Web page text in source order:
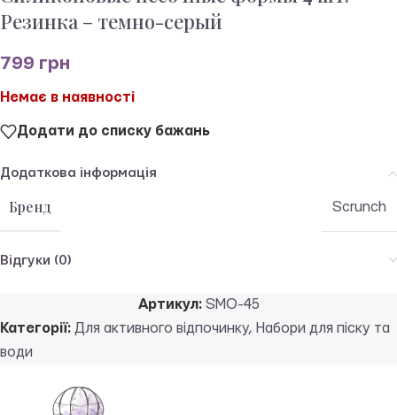
Резинка – темно-серый
799 грн
Немає в наявності
Додати до списку бажань
Додаткова інформація
Бренд Scrunch
Відгуки (0)
Артикул: SMO-45
Категорії: Для активного відпочинку, Набори для піску та
води